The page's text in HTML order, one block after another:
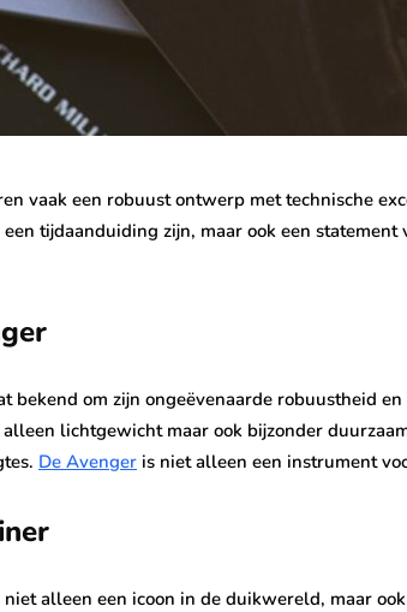
vaak een robuust ontwerp met technische
tijdaanduiding zijn, maar ook een
bekend om zijn ongeëvenaarde robuustheid
lichtgewicht maar ook bijzonder
De Avenger is niet alleen een instrument
niet alleen een icoon in de duikwereld, maar